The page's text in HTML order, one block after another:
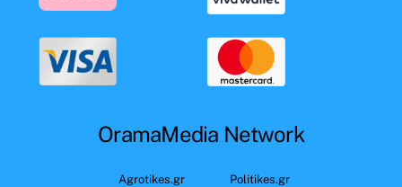
OramaMedia Network
Agrotikes.gr Politikes.gr